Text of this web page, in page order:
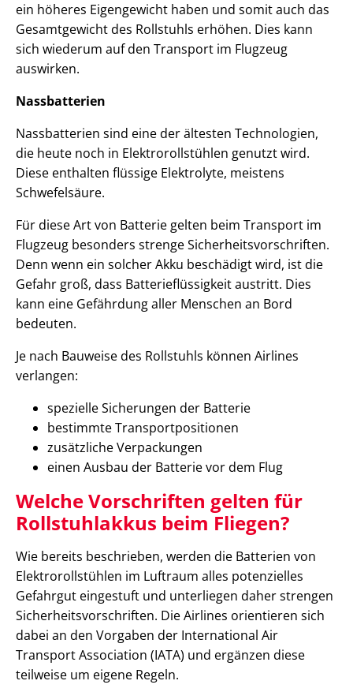
ein höheres Eigengewicht haben und somit auch das
Gesamtgewicht des Rollstuhls erhöhen. Dies kann
sich wiederum auf den Transport im Flugzeug
auswirken.
Nassbatterien
Nassbatterien sind eine der ältesten Technologien,
die heute noch in Elektrorollstühlen genutzt wird.
Diese enthalten flüssige Elektrolyte, meistens
Schwefelsäure.
Für diese Art von Batterie gelten beim Transport im
Flugzeug besonders strenge Sicherheitsvorschriften.
Denn wenn ein solcher Akku beschädigt wird, ist die
Gefahr groß, dass Batterieflüssigkeit austritt. Dies
kann eine Gefährdung aller Menschen an Bord
bedeuten.
Je nach Bauweise des Rollstuhls können Airlines
verlangen:
spezielle Sicherungen der Batterie
bestimmte Transportpositionen
zusätzliche Verpackungen
einen Ausbau der Batterie vor dem Flug
Welche Vorschriften gelten für
Rollstuhlakkus beim Fliegen?
Wie bereits beschrieben, werden die Batterien von
Elektrorollstühlen im Luftraum alles potenzielles
Gefahrgut eingestuft und unterliegen daher strengen
Sicherheitsvorschriften. Die Airlines orientieren sich
dabei an den Vorgaben der International Air
Transport Association (IATA) und ergänzen diese
teilweise um eigene Regeln.